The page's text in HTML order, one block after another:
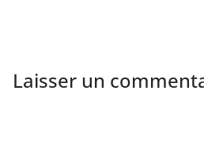
Laisser un